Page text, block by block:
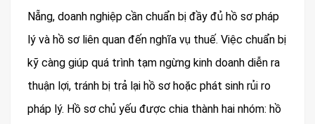
Nẵng, doanh nghiệp cần chuẩn bị đầy đủ hồ sơ pháp
lý và hồ sơ liên quan đến nghĩa vụ thuế. Việc chuẩn bị
kỹ càng giúp quá trình tạm ngừng kinh doanh diễn ra
thuận lợi, tránh bị trả lại hồ sơ hoặc phát sinh rủi ro
pháp lý. Hồ sơ chủ yếu được chia thành hai nhóm: hồ